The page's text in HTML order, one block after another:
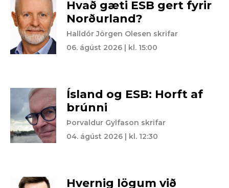
Hvað gæti ESB gert fyrir
Norðurland?
Halldór Jörgen Olesen skrifar
06. ágúst 2026 | kl. 15:00
Ísland og ESB: Horft af
brúnni
Þorvaldur Gylfason skrifar
04. ágúst 2026 | kl. 12:30
Hvernig lögum við